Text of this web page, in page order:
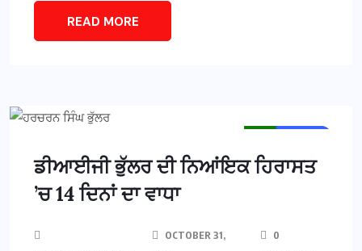
READ MORE
ਡੀਆਈਜੀ ਭੁੱਲਰ ਦੀ ਨਿਆਂਇਕ ਹਿਰਾਸਤ
’ਚ 14 ਦਿਨਾਂ ਦਾ ਵਾਧਾ
OCTOBER 31,
0